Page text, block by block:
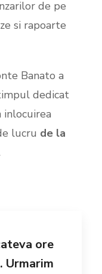
de pe
si rapoarte
Banato a
dedicat
lucru de la
ore
Urmarim